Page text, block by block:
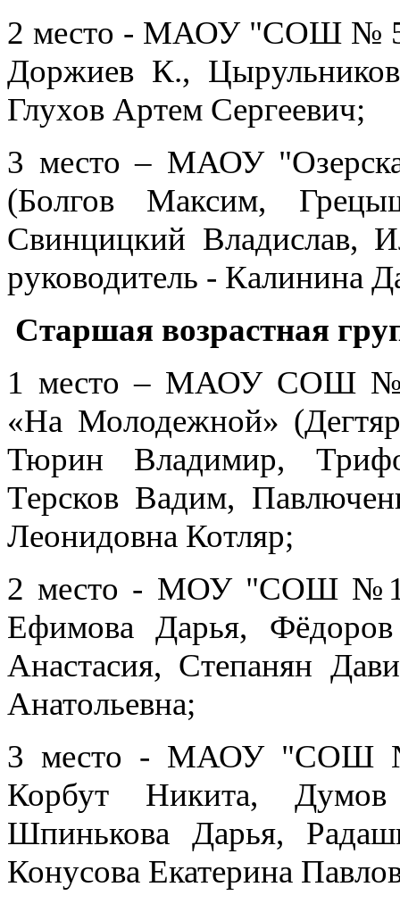
2 место - МАОУ "СОШ № 5"
Доржиев К.,
Глухов Артем Сергеевич;
3 место – МАОУ
(Болгов Максим,
Свинцицкий Владислав,
руководитель - Калинина
Старшая возрастная
1 место – МАОУ СОШ
«На Молодежной»
Тюрин Владимир,
Терсков Вадим,
Леонидовна Котляр;
2 место - МОУ "СОШ №1
Ефимова Дарья,
Анастасия, Степанян
Анатольевна;
3 место - МАОУ "СОШ
Корбут Никита,
Шпинькова Дарья,
Конусова Екатерина